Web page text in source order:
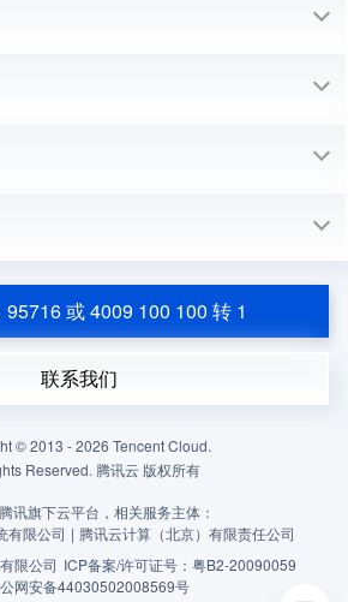
95716 或 4009 100 100 转 1
联系我们
© 2013 -2026 Tencent Cloud.
Reserved. 腾讯云 版权所有
讯旗下云平台，相关服务主体：
有限公司 | 腾讯云计算（北京）有限责任公司
限公司 ICP备案/许可证号： 粤B2-20090059
网安备44030502008569号